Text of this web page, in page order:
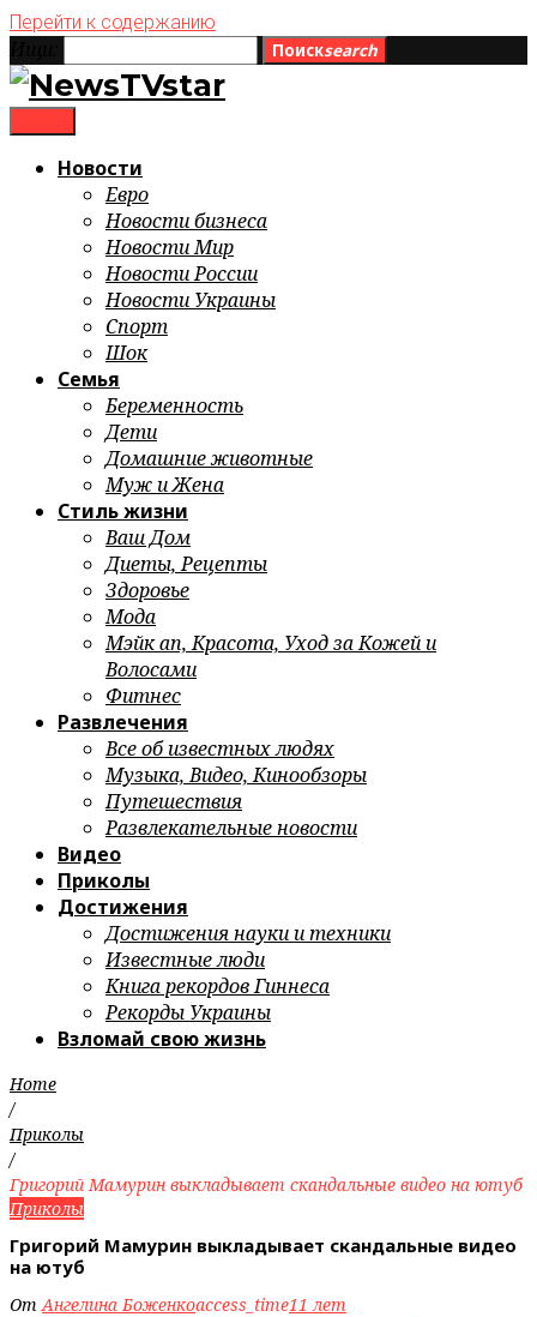
Перейти к содержанию
Поискsearch
Новости
Евро
Новости бизнеса
Новости Мир
Новости России
Новости Украины
Спорт
Шок
Семья
Беременность
Дети
Домашние животные
Муж и Жена
Стиль жизни
Ваш Дом
Диеты, Рецепты
Здоровье
Мода
Мэйк ап, Красота, Уход за Кожей и
Волосами
Фитнес
Развлечения
Все об известных людях
Музыка, Видео, Кинообзоры
Путешествия
Развлекательные новости
Видео
Приколы
Достижения
Достижения науки и техники
Известные люди
Книга рекордов Гиннеса
Рекорды Украины
Взломай свою жизнь
Home
/
Приколы
/
Григорий Мамурин выкладывает скандальные видео на ютуб
Приколы
Григорий Мамурин выкладывает скандальные видео
на ютуб
ОтАнгелина Боженкоaccess_time11 лет